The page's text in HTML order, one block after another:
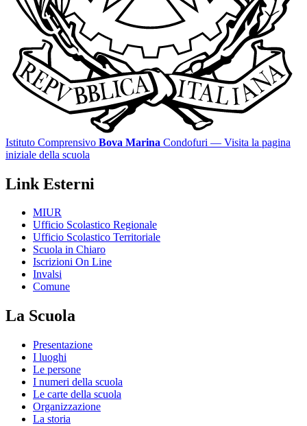
Istituto Comprensivo Bova Marina Condofuri — Visita la pagina
iniziale della scuola
Link Esterni
MIUR
Ufficio Scolastico Regionale
Ufficio Scolastico Territoriale
Scuola in Chiaro
Iscrizioni On Line
Invalsi
Comune
La Scuola
Presentazione
I luoghi
Le persone
I numeri della scuola
Le carte della scuola
Organizzazione
La storia